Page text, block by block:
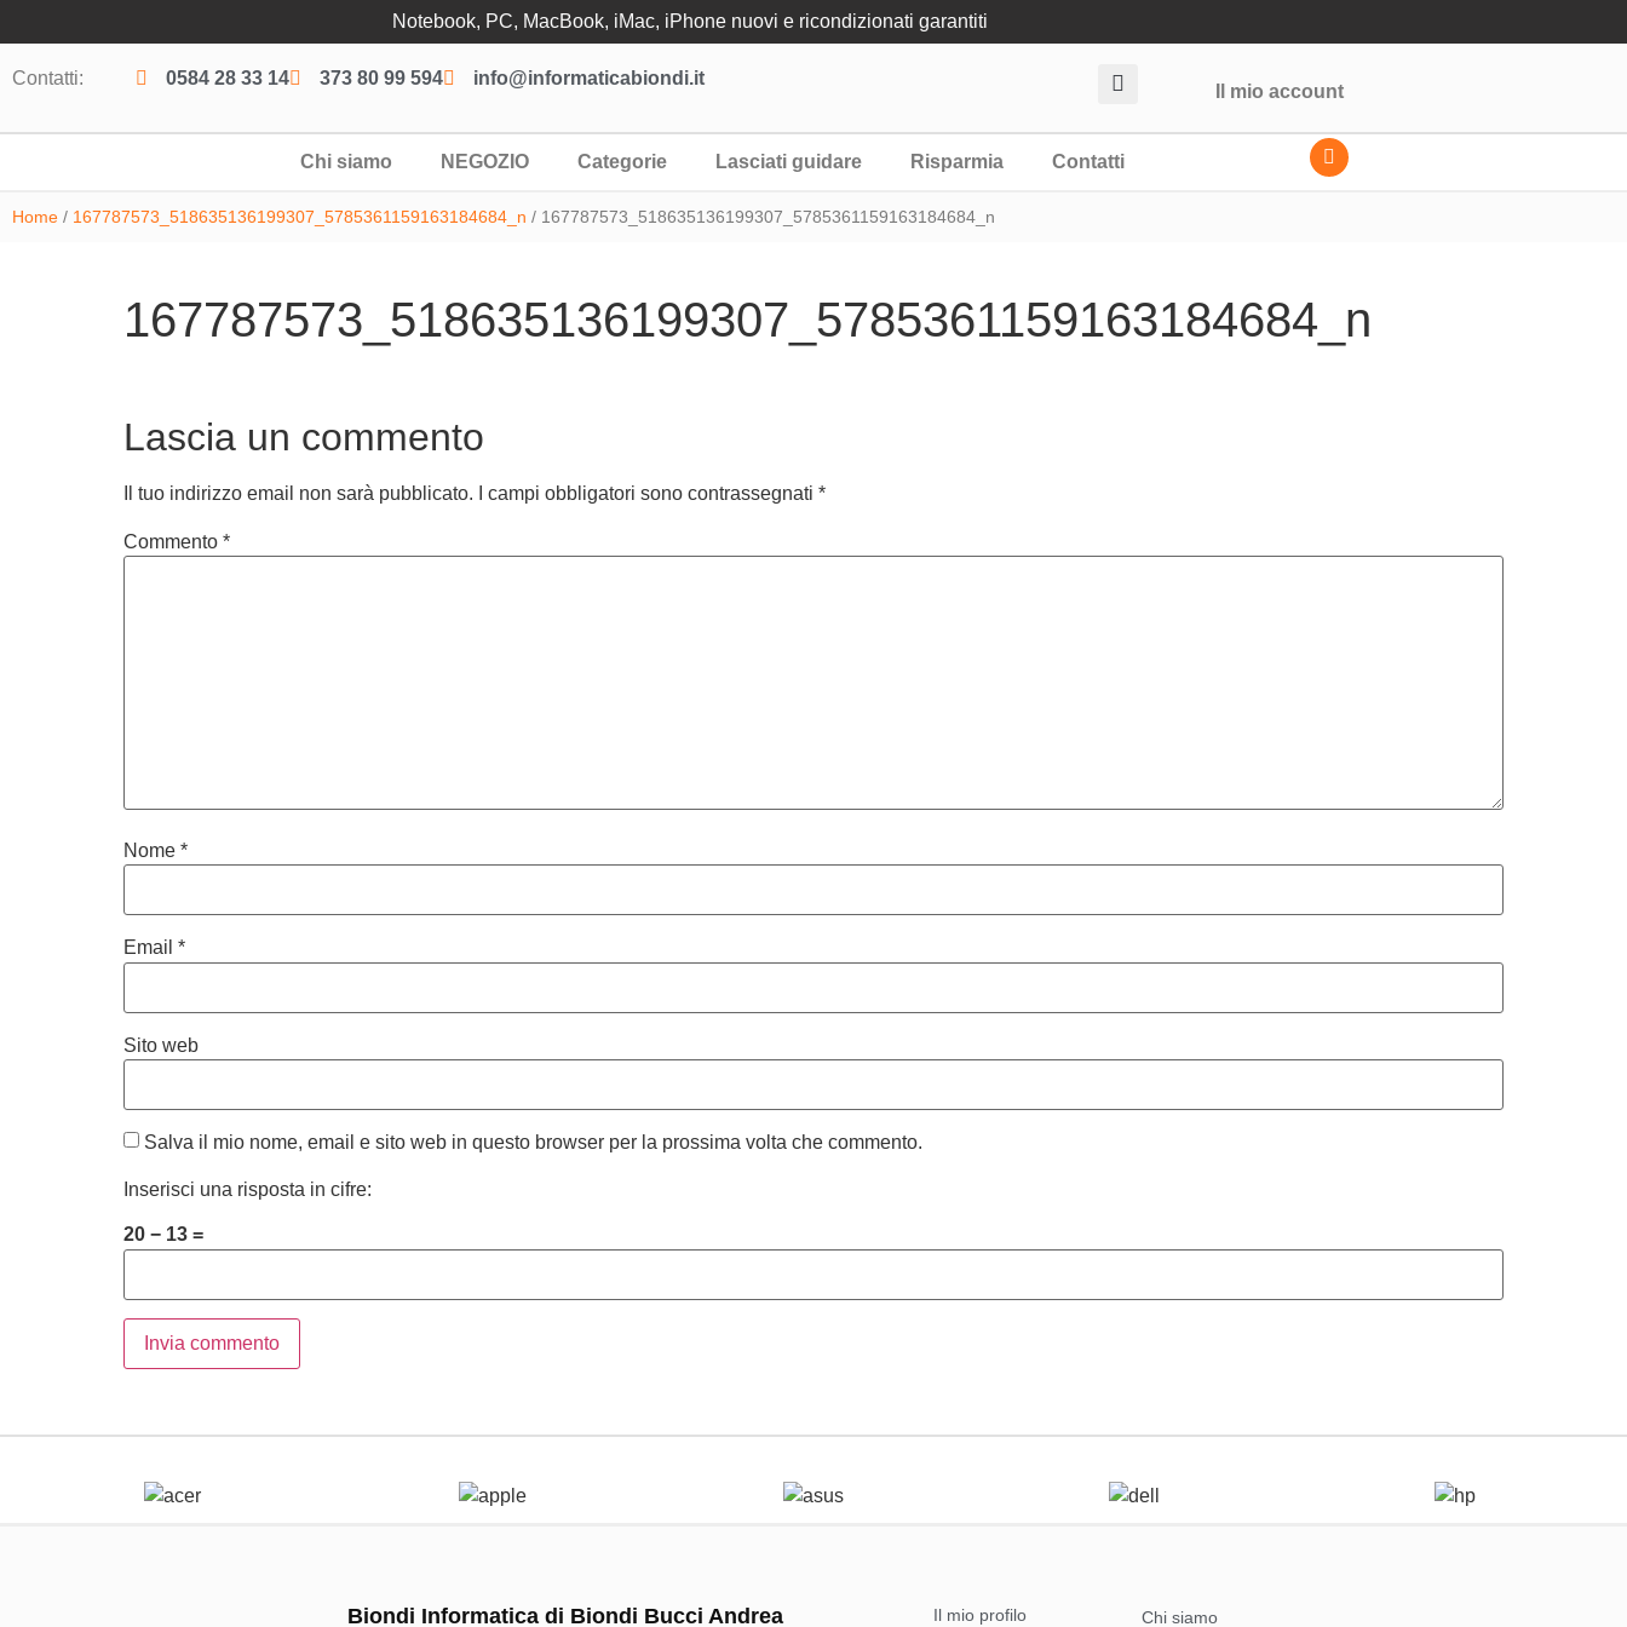
Notebook, PC, MacBook, iMac, iPhone nuovi e ricondizionati garantiti
Contatti: 0584 28 33 14 373 80 99 594 info@informaticabiondi.it
Il mio account
Chi siamo NEGOZIO Categorie Lasciati guidare Risparmia Contatti
Home / 167787573_518635136199307_5785361159163184684_n / 167787573_518635136199307_5785361159163184684_n
167787573_518635136199307_5785361159163184684_n
Lascia un commento
Il tuo indirizzo email non sarà pubblicato. I campi obbligatori sono contrassegnati *
Commento *
Nome *
Email *
Sito web
Salva il mio nome, email e sito web in questo browser per la prossima volta che commento.
Inserisci una risposta in cifre:
20 − 13 =
Biondi Informatica di Biondi Bucci Andrea Il mio profilo Chi siamo